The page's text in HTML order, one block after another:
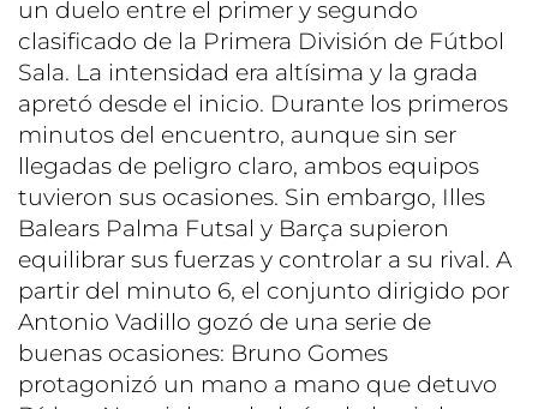
un duelo entre el primer y segundo
clasificado de la Primera División de Fútbol
Sala. La intensidad era altísima y la grada
apretó desde el inicio. Durante los primeros
minutos del encuentro, aunque sin ser
llegadas de peligro claro, ambos equipos
tuvieron sus ocasiones. Sin embargo, Illes
Balears Palma Futsal y Barça supieron
equilibrar sus fuerzas y controlar a su rival. A
partir del minuto 6, el conjunto dirigido por
Antonio Vadillo gozó de una serie de
buenas ocasiones: Bruno Gomes
protagonizó un mano a mano que detuvo